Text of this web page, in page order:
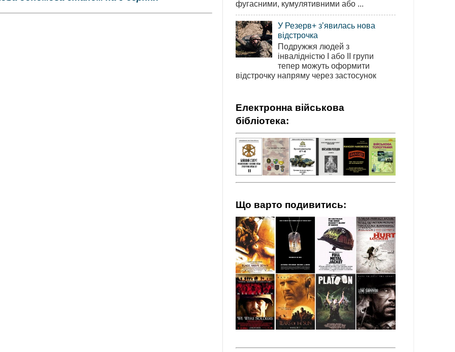
фугасними, кумулятивними або ...
У Резерв+ з’явилась нова
відстрочка
Подружжя людей з
інвалідністю І або ІІ групи
тепер можуть оформити
відстрочку напряму через застосунок
Електронна військова
бібліотека:
Що варто подивитись: